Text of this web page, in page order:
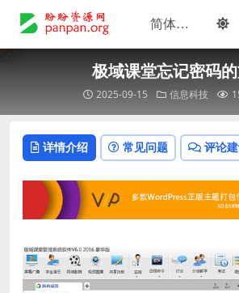
极域课堂忘记密码
2025-09-15 信息科技
详情介绍 常见问题 评论